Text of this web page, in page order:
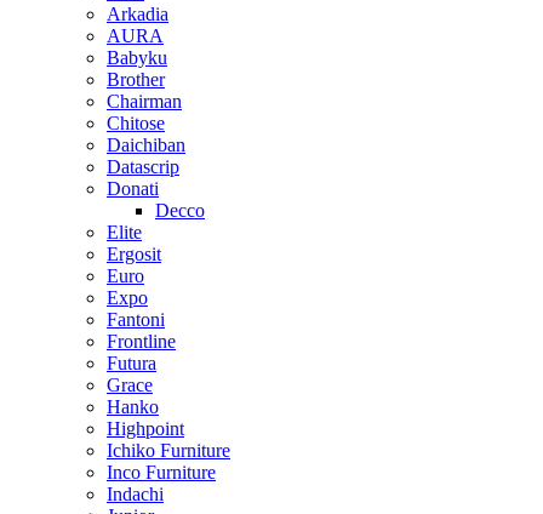
Arkadia
AURA
Babyku
Brother
Chairman
Chitose
Daichiban
Datascrip
Donati
Decco
Elite
Ergosit
Euro
Expo
Fantoni
Frontline
Futura
Grace
Hanko
Highpoint
Ichiko Furniture
Inco Furniture
Indachi